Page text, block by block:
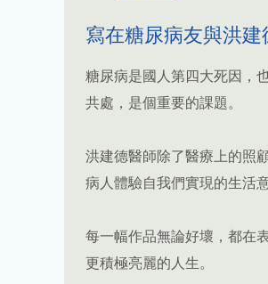
寫在糖尿病友與洪
糖尿病是國人第四大死因，
共處，是個重要的課題。
洪建德醫師除了醫療上的照
病人體驗自我們實現的生活
每一幅作品無論好壞，都在
更積極亮麗的人生。